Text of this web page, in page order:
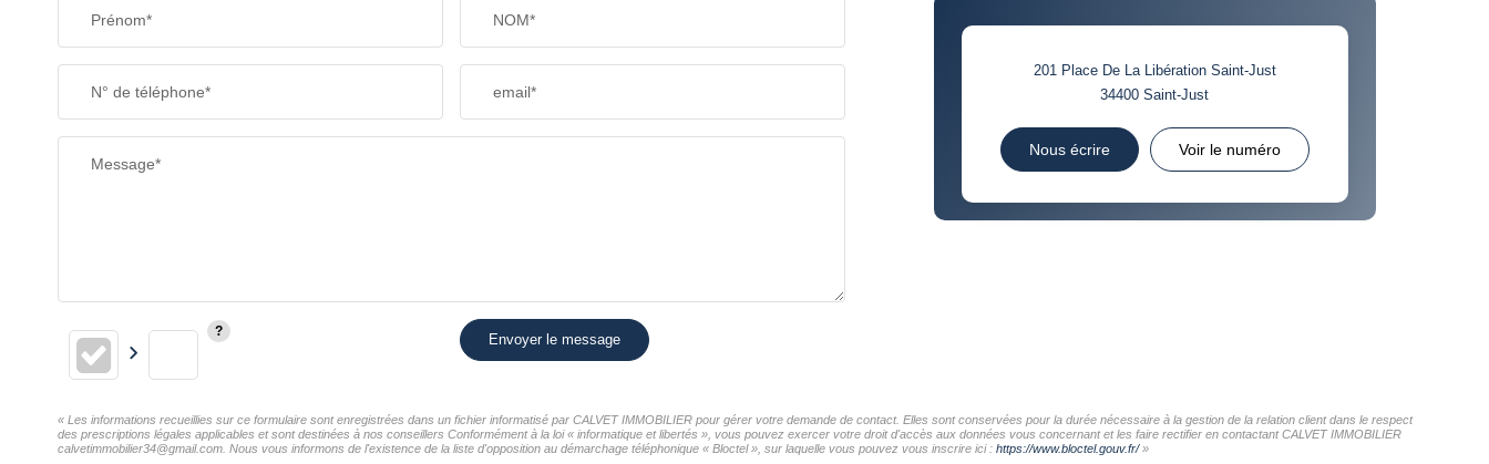
SUPERFICIE : ECOLES ET CRÈCHES
RESTAURANTS ET CAFÉS COMMERCES
Prénom* NOM*
N° de téléphone* email*
Message*
Envoyer le message
201 Place De La Libération Saint-Just
34400Saint-Just
Nous écrire Voir le numéro
« Les informations recueillies sur ce formulaire sont enregistrées dans un fichier informatisé par CALVET IMMOBILIER pour gérer votre demande de contact. Elles sont conservées pour la durée nécessaire à la gestion de la relation client dans le respect
des prescriptions légales applicables et sont destinées à nos conseillers Conformément à la loi « informatique et libertés », vous pouvez exercer votre droit d'accès aux données vous concernant et les faire rectifier en contactant CALVET IMMOBILIER
calvetimmobilier34@gmail.com. Nous vous informons de l'existence de la liste d'opposition au démarchage téléphonique « Bloctel », sur laquelle vous pouvez vous inscrire ici : https://www.bloctel.gouv.fr/»